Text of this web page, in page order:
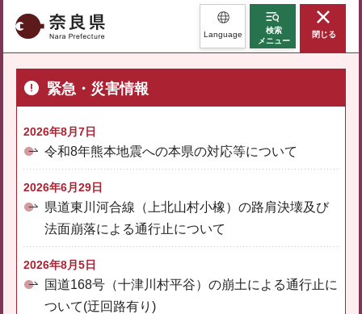
奈良県 Language
検索
メニュー
閉じる
緊急・災害情報
2026年8月7日
令和8年熊本地震への本県の対応等について
2026年6月29日
県道東川河合線（上北山村小橡）の路肩決壊及び
法面崩落による通行止について
2026年8月5日
国道168号（十津川村平谷）の崩土による通行止に
ついて(迂回路有り)